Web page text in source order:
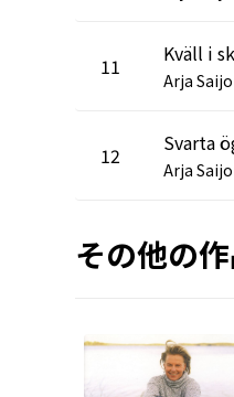
11 Kväll i
Arja
12 Svarta
Arja
その他の